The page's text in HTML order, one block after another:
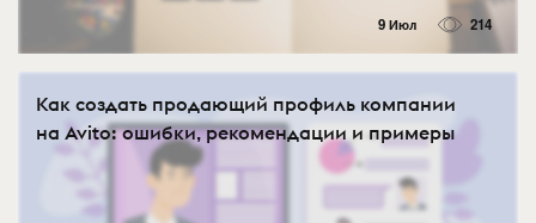
9 Июл 214
Как создать продающий профиль компании
на Avito: ошибки, рекомендации и примеры